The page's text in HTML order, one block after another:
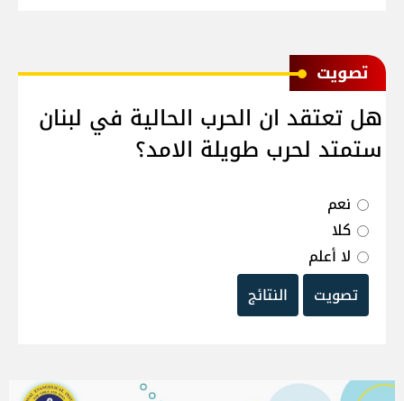
ﺗﺼﻮﻳﺖ
هل تعتقد ان الحرب الحالية في لبنان
ستمتد لحرب طويلة الامد؟
نعم
كلا
لا أعلم
تصويت
النتائج